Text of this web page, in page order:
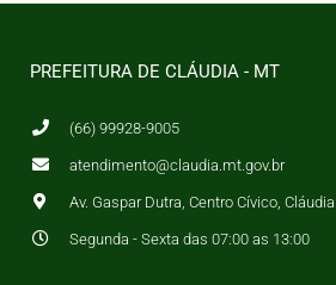
PREFEITURA DE CLÁUDIA - MT
(66) 99928-9005
atendimento@claudia.mt.gov.br
Av. Gaspar Dutra, Centro Cívico,
Segunda - Sexta das 07:00 as 13:00